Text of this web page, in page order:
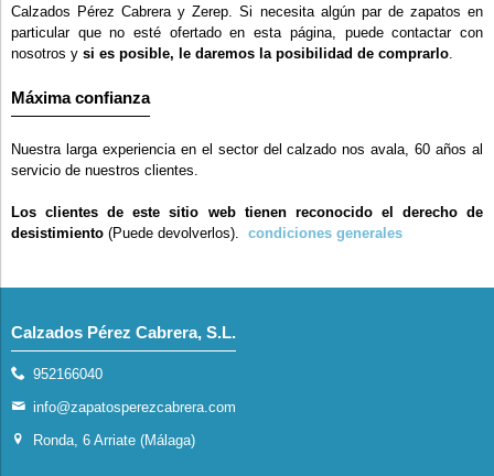
Calzados Pérez Cabrera y Zerep. Si necesita algún par de zapatos en
particular que no esté ofertado en esta página, puede contactar con
nosotros y si es posible, le daremos la posibilidad de comprarlo.
Máxima confianza
Nuestra larga experiencia en el sector del calzado nos avala, 60 años al
servicio de nuestros clientes.
Los clientes de este sitio web tienen reconocido el derecho de
desistimiento (Puede devolverlos). condiciones generales
Calzados Pérez Cabrera, S.L.
952166040
info@zapatosperezcabrera.com
Ronda, 6 Arriate (Málaga)